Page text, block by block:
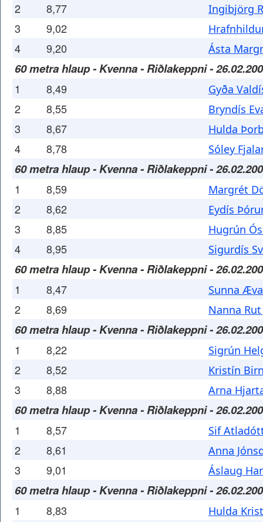
2 8,77 Ingibjörg
3 9,02
4 9,20 Ásta
60 metra hlaup - Kvenna - Riðlakeppni -
1 8,49 Gyða
2 8,55 Bryndís
3 8,67 Hulda
4 8,78 Sóley
60 metra hlaup - Kvenna - Riðlakeppni -
1 8,59 Margrét
2 8,62 Eydís
3 8,85 Hugrún
4 8,95 Sigurdís
60 metra hlaup - Kvenna - Riðlakeppni -
1 8,47 Sunna
2 8,69 Nanna
60 metra hlaup - Kvenna - Riðlakeppni -
1 8,22 Sigrún
2 8,52 Kristín
3 8,88 Arna
60 metra hlaup - Kvenna - Riðlakeppni -
1 8,57 Sif
2 8,61 Anna
3 9,01 Áslaug
60 metra hlaup - Kvenna - Riðlakeppni -
1 8,83 Hulda